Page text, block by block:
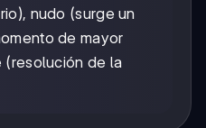
nudo (surge un
de mayor
de la